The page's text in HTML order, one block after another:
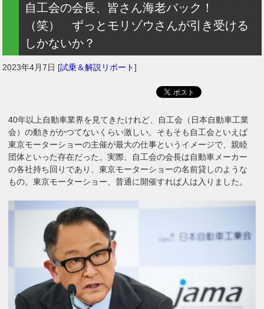
自工会の会長、皆さん海老バック！
（笑） ずっとモリゾウさんが引き受ける
しかないか？
2023年4月7日 [試乗＆解説リポート]
40年以上自動車業界を見てきたけれど、自工会（日本自動車工業
会）の動きがかつてないくらい激しい。そもそも自工会といえば
東京モーターショーの主催が最大の仕事というイメージで、親睦
団体といった存在だった。実際、自工会の会長は自動車メーカー
の各社持ち回りであり、東京モーターショーの名前貸しのような
もの。東京モーターショー、普通に開催すれば人は入りました。